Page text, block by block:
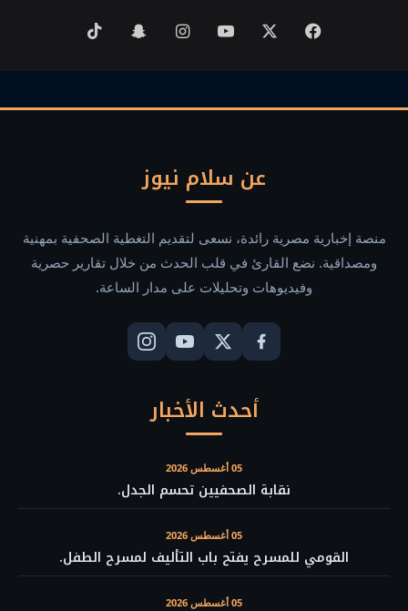
فيسبوك ‫YouTubeانستقرامسناب
عن سلام نيوز
منصة إخبارية مصرية رائدة، نسعى لتقديم التغطية الصحفية بمهنية
ومصداقية. نضع القارئ في قلب الحدث من خلال تقارير حصرية
وفيديوهات وتحليلات على مدار الساعة.
أحدث الأخبار
05 أغسطس 2026
نقابة الصحفيين تحسم الجدل.
05 أغسطس 2026
القومي للمسرح يفتح باب التأليف لمسرح الطفل.
05 أغسطس 2026